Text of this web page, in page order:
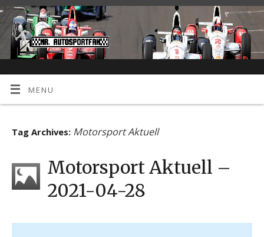
MENU
Tag Archives: Motorsport Aktuell
Motorsport Aktuell –
2021-04-28